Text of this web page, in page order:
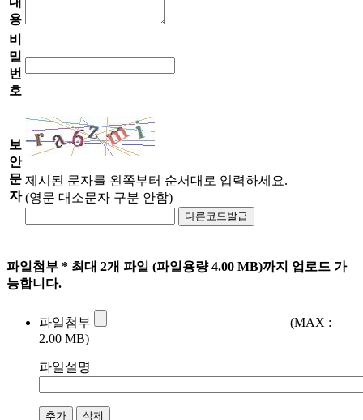
용
비
밀
번
호
보
안
문
자
제시된 문자를 왼쪽부터 순서대로 입력하세요.
(영문 대소문자 구분 안함)
다른코드발급
파일첨부 * 최대 2개 파일 (파일용량 4.00 MB)까지 업로드 가
능합니다.
파일첨부
(MAX :
2.00 MB)
파일설명
추가 삭제